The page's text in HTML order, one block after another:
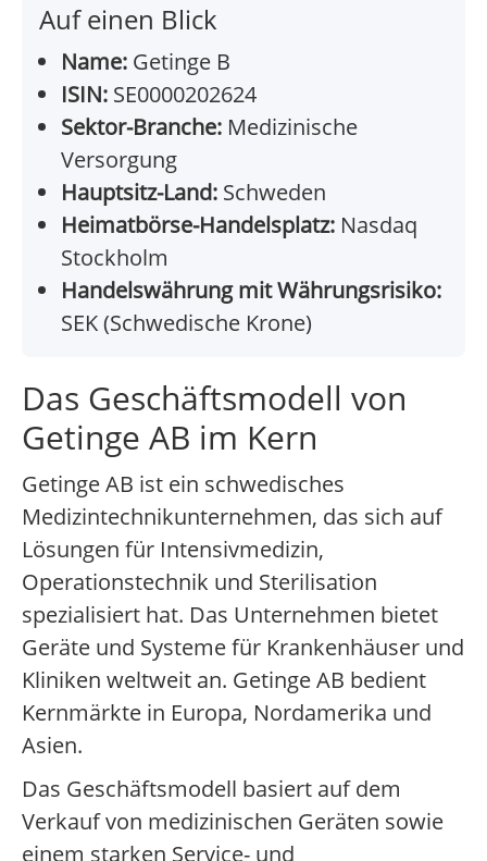
Auf einen Blick
Name: Getinge B
ISIN: SE0000202624
Sektor-Branche: Medizinische
Versorgung
Hauptsitz-Land: Schweden
Heimatbörse-Handelsplatz: Nasdaq
Stockholm
Handelswährung mit Währungsrisiko:
SEK (Schwedische Krone)
Das Geschäftsmodell von
Getinge AB im Kern
Getinge AB ist ein schwedisches
Medizintechnikunternehmen, das sich auf
Lösungen für Intensivmedizin,
Operationstechnik und Sterilisation
spezialisiert hat. Das Unternehmen bietet
Geräte und Systeme für Krankenhäuser und
Kliniken weltweit an. Getinge AB bedient
Kernmärkte in Europa, Nordamerika und
Asien.
Das Geschäftsmodell basiert auf dem
Verkauf von medizinischen Geräten sowie
einem starken Service- und